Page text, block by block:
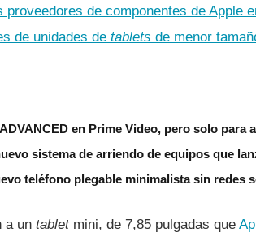
de componentes de Apple
de unidades de tablets de menor
en Prime Video, pero solo para
sistema de arriendo de equipos que
teléfono plegable minimalista sin redes
a un tabletmini, de 7,85 pulgadas que